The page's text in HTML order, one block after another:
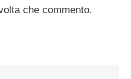
che commento.